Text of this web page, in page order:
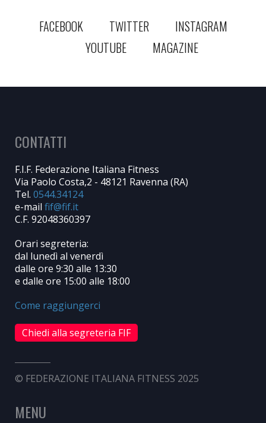
FACEBOOK TWITTER
INSTAGRAM
YOUTUBE
MAGAZINE
CONTATTI
F.I.F. Federazione Italiana Fitness
Via Paolo Costa,2 - 48121 Ravenna (RA)
Tel. 0544.34124
e-mail
C.F. 92048360397
Orari segreteria:
dal lunedì al venerdì
dalle ore 9:30 alle 13:30
e dalle ore 15:00 alle 18:00
Come raggiungerci
Chiedi alla segreteria FIF
© FEDERAZIONE ITALIANA FITNESS 2025
MENU